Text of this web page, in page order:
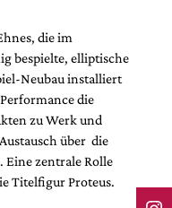
die im
bespielte, elliptische
Neubau installiert
die
zu Werk und
über die
zentrale Rolle
Titelfigur Proteus.